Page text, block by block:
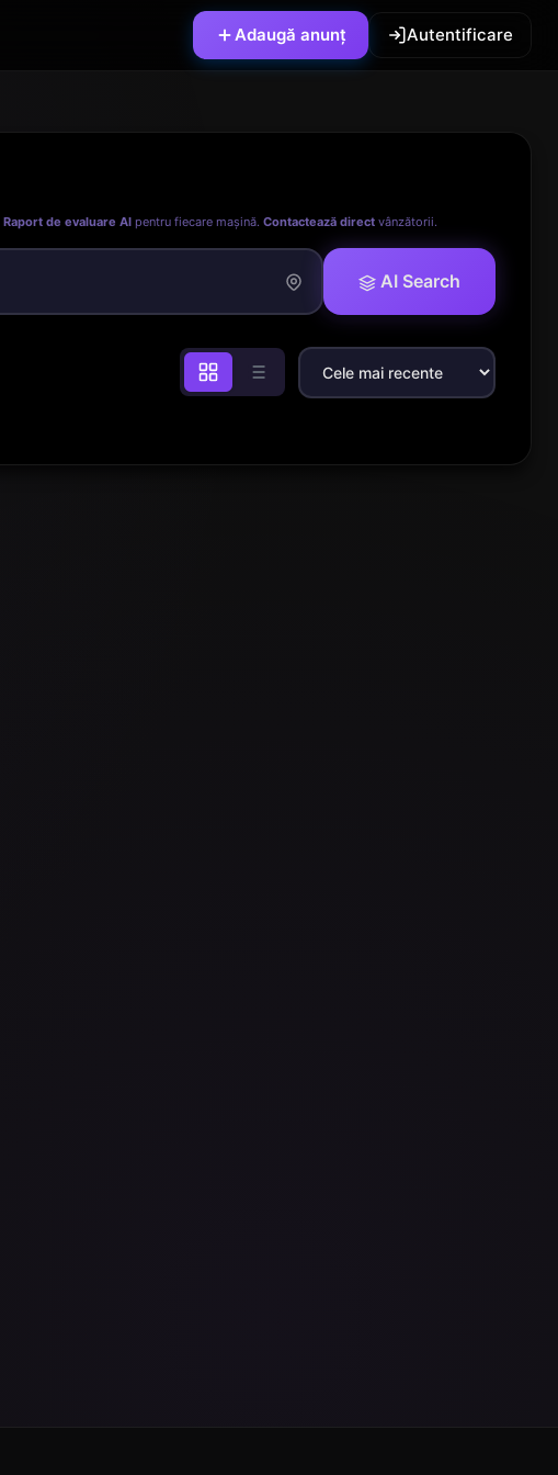
Adaugă anunț Autentificare
Raport de evaluare AI pentru fiecare mașină. Contactează direct vânzătorii.
AI Search